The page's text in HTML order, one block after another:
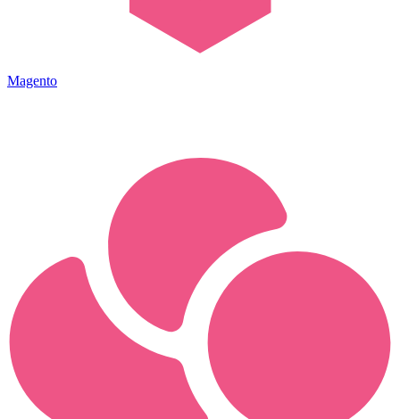
Magento